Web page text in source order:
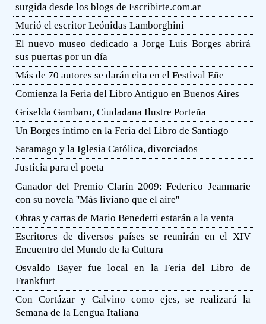
surgida desde los blogs de Escribirte.com.ar
Murió el escritor Leónidas Lamborghini
El nuevo museo dedicado a Jorge Luis Borges abrirá
sus puertas por un día
Más de 70 autores se darán cita en el Festival Eñe
Comienza la Feria del Libro Antiguo en Buenos Aires
Griselda Gambaro, Ciudadana Ilustre Porteña
Un Borges íntimo en la Feria del Libro de Santiago
Saramago y la Iglesia Católica, divorciados
Justicia para el poeta
Ganador del Premio Clarín 2009: Federico Jeanmarie
con su novela ''Más liviano que el aire''
Obras y cartas de Mario Benedetti estarán a la venta
Escritores de diversos países se reunirán en el XIV
Encuentro del Mundo de la Cultura
Osvaldo Bayer fue local en la Feria del Libro de
Frankfurt
Con Cortázar y Calvino como ejes, se realizará la
Semana de la Lengua Italiana